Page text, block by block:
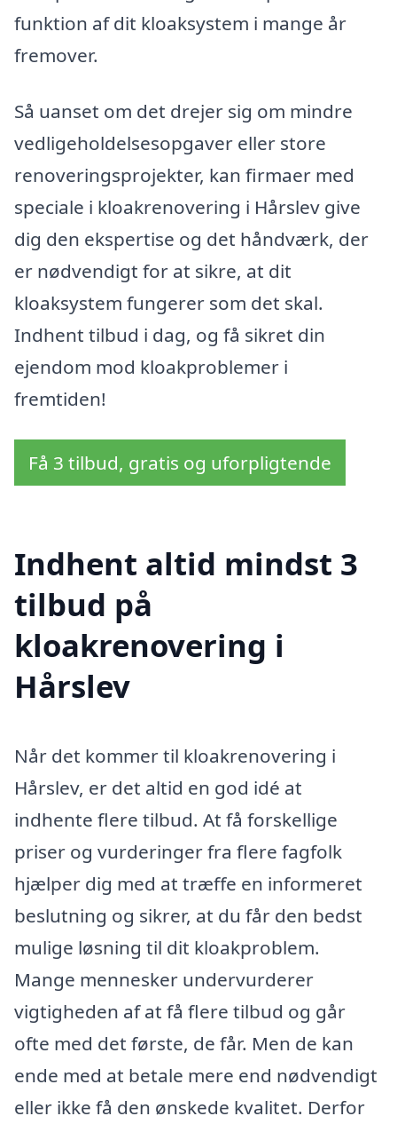
funktion af dit kloaksystem i mange år
fremover.
Så uanset om det drejer sig om mindre
vedligeholdelsesopgaver eller store
renoveringsprojekter, kan firmaer med
speciale i kloakrenovering i Hårslev give
dig den ekspertise og det håndværk, der
er nødvendigt for at sikre, at dit
kloaksystem fungerer som det skal.
Indhent tilbud i dag, og få sikret din
ejendom mod kloakproblemer i
fremtiden!
Få 3 tilbud, gratis og uforpligtende
Indhent altid mindst 3
tilbud på
kloakrenovering i
Hårslev
Når det kommer til kloakrenovering i
Hårslev, er det altid en god idé at
indhente flere tilbud. At få forskellige
priser og vurderinger fra flere fagfolk
hjælper dig med at træffe en informeret
beslutning og sikrer, at du får den bedst
mulige løsning til dit kloakproblem.
Mange mennesker undervurderer
vigtigheden af at få flere tilbud og går
ofte med det første, de får. Men de kan
ende med at betale mere end nødvendigt
eller ikke få den ønskede kvalitet. Derfor